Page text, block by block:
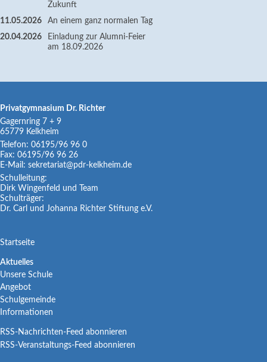
Zukunft
11.05.2026
An einem ganz normalen Tag
20.04.2026
Einladung zur Alumni-Feier
am 18.09.2026
Privatgymnasium Dr. Richter
Gagernring 7 + 9
65779 Kelkheim
Telefon: 06195/96 96 0
Fax: 06195/96 96 26
E-Mail: sekretariat@pdr-kelkheim.de
Schulleitung:
Dirk Wingenfeld und Team
Schulträger:
Dr. Carl und Johanna Richter Stiftung e.V.
Navigation
Startseite
Navigation
überspringen
Aktuelles
Unsere Schule
Angebot
Schulgemeinde
Informationen
RSS-Nachrichten-Feed abonnieren
RSS-Veranstaltungs-Feed abonnieren